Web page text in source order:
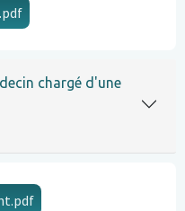
chargé d'une